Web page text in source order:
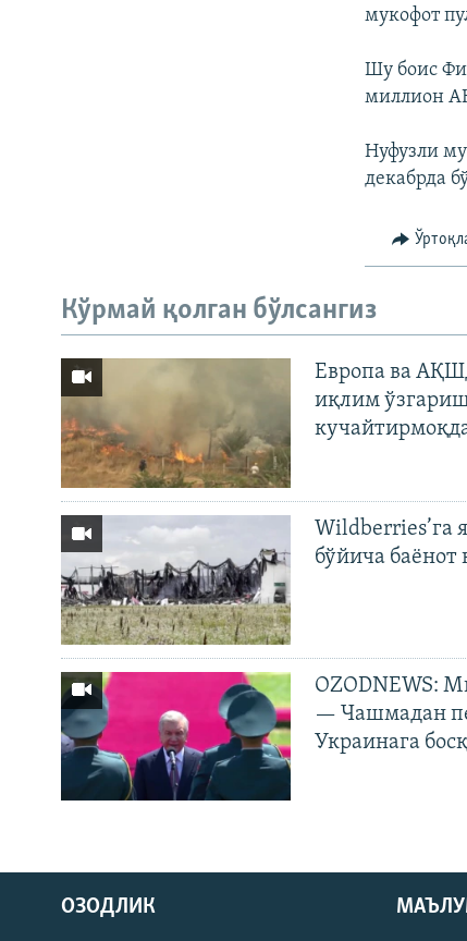
мукофот
Шу боис
миллион
Нуфузли
декабрда
Кўрмай қолган бўлсангиз
Европа ва
иқлим
Wildberries’га
бўйича баёнот
OZODNEWS:
— Чашмадан
Украинага
ОЗОДЛИК